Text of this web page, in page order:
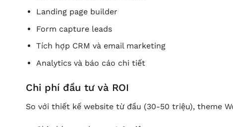
Landing page builder
Form capture leads
Tích hợp CRM và email marketing
Analytics và báo cáo chi tiết
Chi phí đầu tư và ROI
So với thiết kế website từ đầu (30-50 triệu), theme